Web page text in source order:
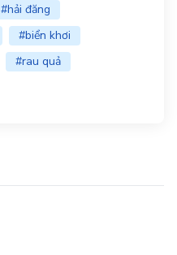
#hải đăng
#biển khơi
#rau quả